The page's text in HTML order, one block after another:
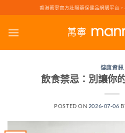
to
content
香港萬寧官方壯陽藥保健品網購平台
健康資訊
飲食禁忌：別讓你
POSTED ON 2026-07-06